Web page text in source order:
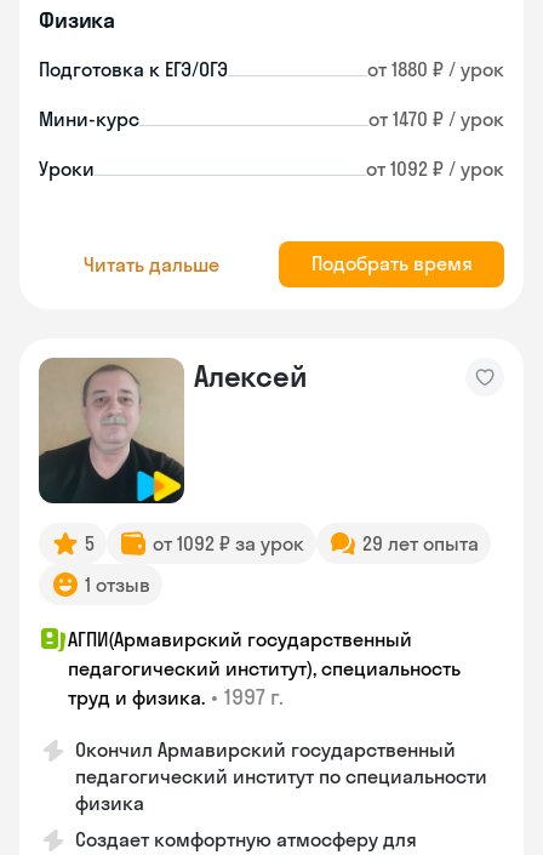
Физика
Подготовка к ЕГЭ/ОГЭ от 1880 ₽ / урок
Мини-курс от 1470 ₽ / урок
Уроки от 1092 ₽ / урок
Читать дальше Подобрать время
Алексей
5 от 1092 ₽ за урок
29 лет опыта
1 отзыв
АГПИ(Армавирский государственный
педагогический институт), специальность
труд и физика. • 1997 г.
Окончил Армавирский государственный
педагогический институт по специальности
физика
Создает комфортную атмосферу для